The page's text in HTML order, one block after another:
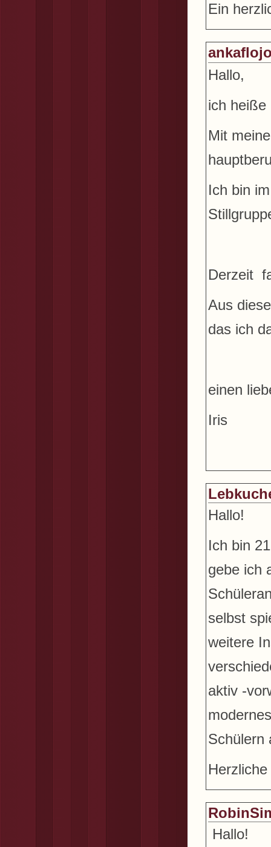
Ein
Hallo,
ich heiße
Mit
Ich bin
Derzeit
Aus
das ich
einen
Iris
Hallo!
Ich bin
gebe ich
selbst
weitere
aktiv -
Schülern
Hallo!